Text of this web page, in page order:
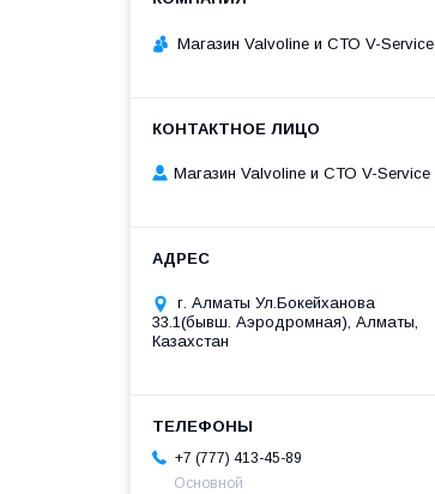
Магазин Valvoline и СТО V-Service
Магазин Valvoline и СТО V-Service
г. Алматы Ул.Бокейханова
33.1(бывш. Аэродромная), Алматы,
Казахстан
+7 (777) 413-45-89
Основной